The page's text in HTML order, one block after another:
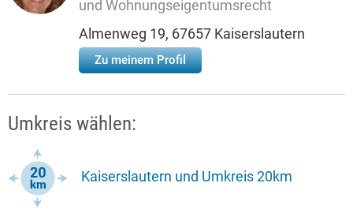
und Wohnungseigentumsrecht
Almenweg 19, 67657 Kaiserslautern
Zu meinem Profil
Umkreis wählen:
Kaiserslautern und Umkreis 20km